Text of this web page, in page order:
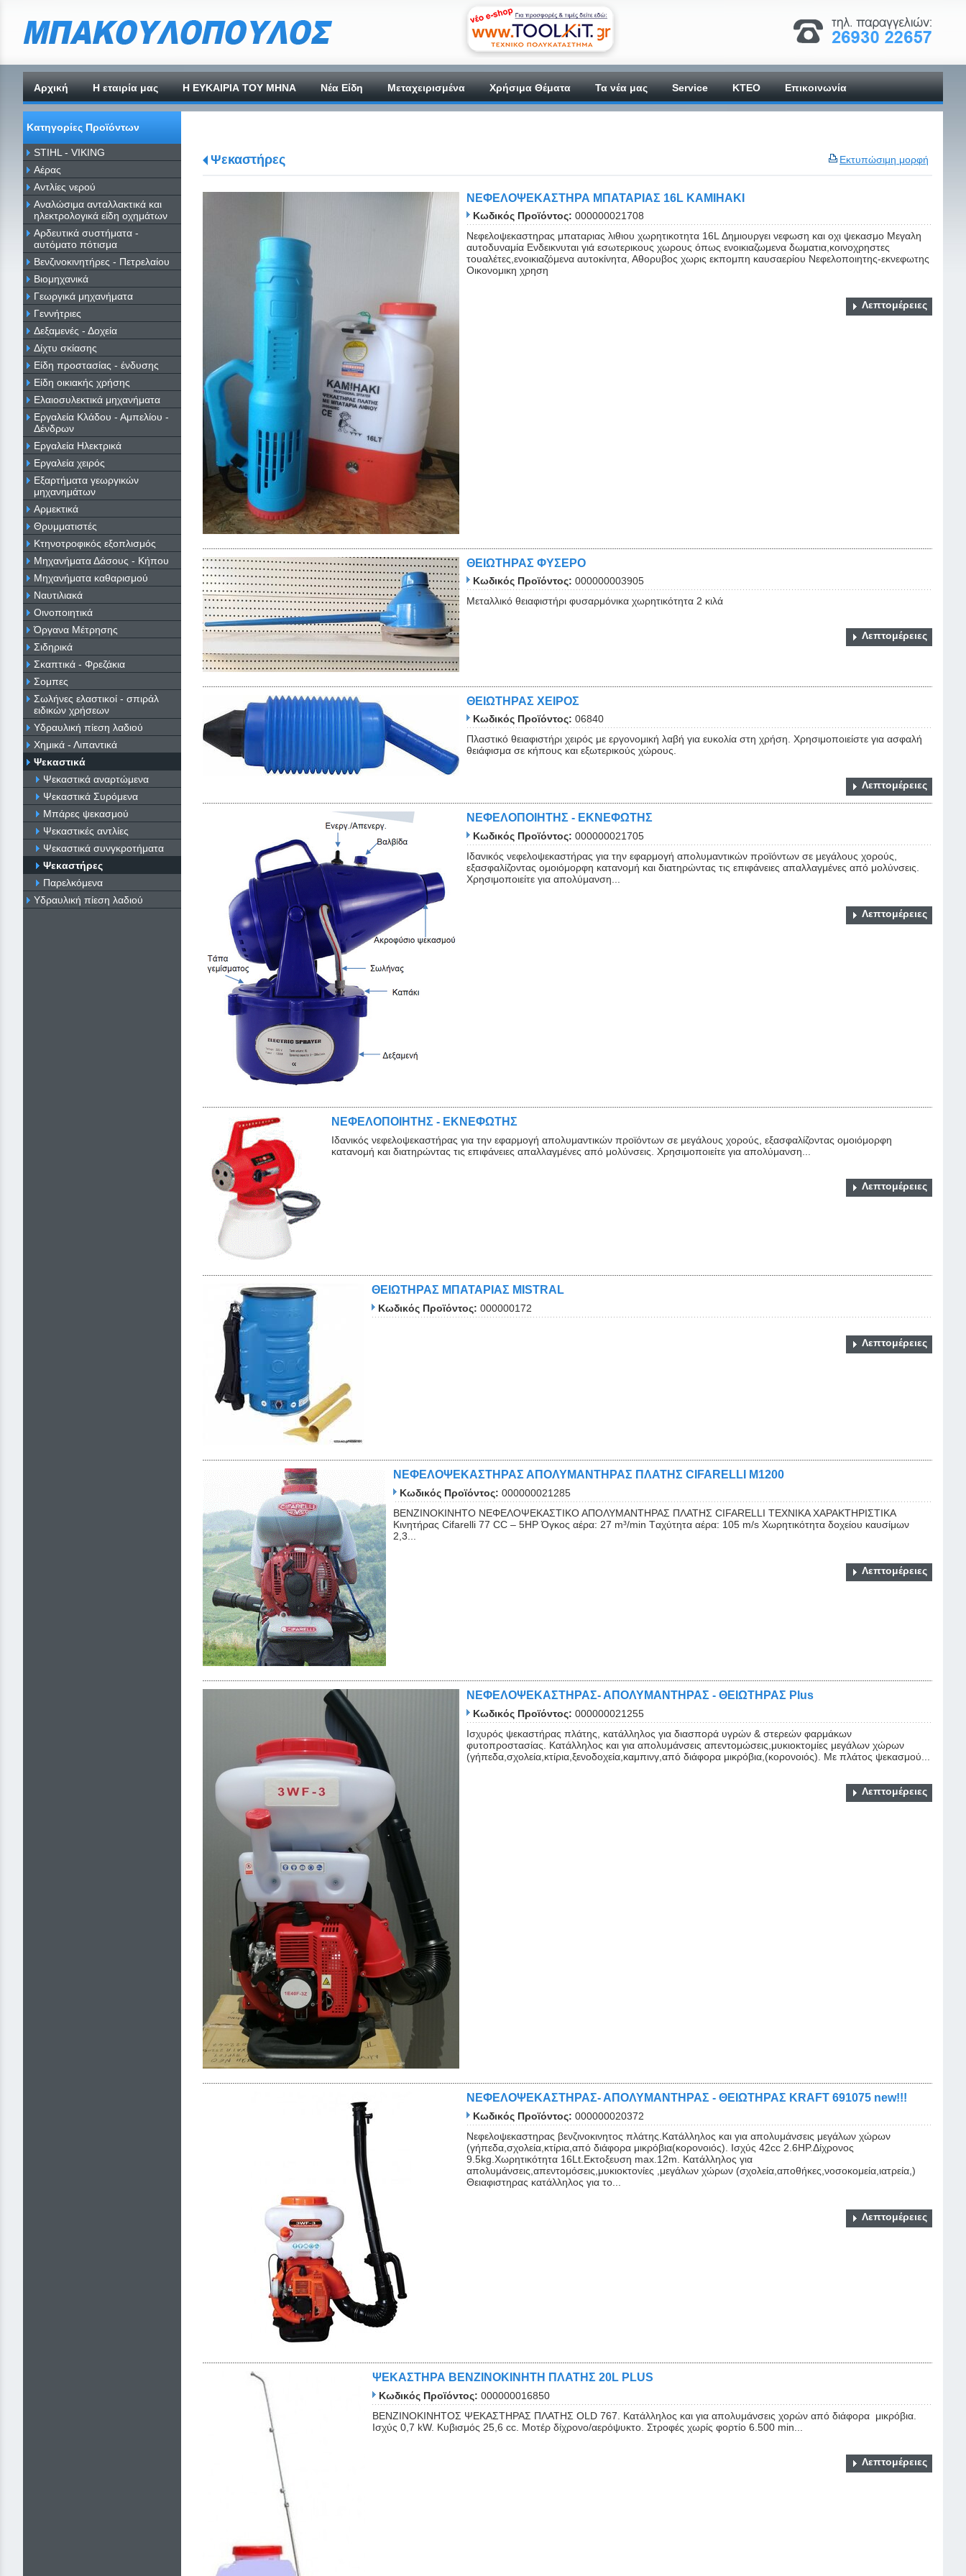
Αρχική H εταιρία μας Η ΕΥΚΑΙΡΙΑ ΤΟΥ ΜΗΝΑ Νέα Είδη Μεταχειρισμένα Χρήσιμα Θέματα Τα νέα μας Service ΚΤΕΟ Επικοινωνία
Κατηγορίες Προϊόντων
STIHL - VIKING
Αέρας
Αντλίες νερού
Αναλώσιμα ανταλλακτικά και
ηλεκτρολογικά είδη οχημάτων
Αρδευτικά συστήματα -
αυτόματο πότισμα
Βενζινοκινητήρες - Πετρελαίου
Βιομηχανικά
Γεωργικά μηχανήματα
Γεννήτριες
Δεξαμενές - Δοχεία
Δίχτυ σκίασης
Είδη προστασίας - ένδυσης
Είδη οικιακής χρήσης
Ελαιοσυλεκτικά μηχανήματα
Εργαλεία Κλάδου - Αμπελίου -
Δένδρων
Εργαλεία Ηλεκτρικά
Εργαλεία χειρός
Εξαρτήματα γεωργικών
μηχανημάτων
Αρμεκτικά
Θρυμματιστές
Κτηνοτροφικός εξοπλισμός
Μηχανήματα Δάσους - Κήπου
Μηχανήματα καθαρισμού
Ναυτιλιακά
Οινοποιητικά
Όργανα Μέτρησης
Σιδηρικά
Σκαπτικά - Φρεζάκια
Σομπες
Σωλήνες ελαστικοί - σπιράλ
ειδικών χρήσεων
Υδραυλική πίεση λαδιού
Χημικά - Λιπαντικά
Ψεκαστικά
Ψεκαστικά αναρτώμενα
Ψεκαστικά Συρόμενα
Μπάρες ψεκασμού
Ψεκαστικές αντλίες
Ψεκαστικά συνγκροτήματα
Ψεκαστήρες
Παρελκόμενα
Υδραυλική πίεση λαδιού
Close
Εκτυπώσιμη μορφή
Ψεκαστήρες
ΝΕΦΕΛΟΨΕΚΑΣΤΗΡΑ ΜΠΑΤΑΡΙΑΣ 16L KAMIHAKI
Κωδικός Προϊόντος: 000000021708
Nεφελοψεκαστηρας μπαταριας λιθιου χωρητικοτητα 16L Δημιουργει νεφωση και οχι ψεκασμο Μεγαλη
αυτοδυναμία Ενδεικνυται γιά εσωτερικους χωρους όπως ενοικιαζωμενα δωματια,κοινοχρηστες
τουαλέτες,ενοικιαζόμενα αυτοκίνητα, Αθορυβος χωρις εκπομπη καυσαερίου Νεφελοποιητης-εκνεφωτης
Οικονομικη χρηση
Λεπτομέρειες
ΘΕΙΩΤΗΡΑΣ ΦΥΣΕΡΟ
Κωδικός Προϊόντος: 000000003905
Μεταλλικό θειαφιστήρι φυσαρμόνικα χωρητικότητα 2 κιλά
Λεπτομέρειες
ΘΕΙΩΤΗΡΑΣ ΧΕΙΡΟΣ
Κωδικός Προϊόντος: 06840
Πλαστικό θειαφιστήρι χειρός με εργονομική λαβή για ευκολία στη χρήση. Χρησιμοποιείστε για ασφαλή
θειάφισμα σε κήπους και εξωτερικούς χώρους.
Λεπτομέρειες
ΝΕΦΕΛΟΠΟΙΗΤΗΣ - ΕΚΝΕΦΩΤΗΣ
Κωδικός Προϊόντος: 000000021705
Ιδανικός νεφελοψεκαστήρας για την εφαρμογή απολυμαντικών προϊόντων σε μεγάλους χορούς,
εξασφαλίζοντας ομοιόμορφη κατανομή και διατηρώντας τις επιφάνειες απαλλαγμένες από μολύνσεις.
Χρησιμοποιείτε για απολύμανση...
Λεπτομέρειες
ΝΕΦΕΛΟΠΟΙΗΤΗΣ - ΕΚΝΕΦΩΤΗΣ
Ιδανικός νεφελοψεκαστήρας για την εφαρμογή απολυμαντικών προϊόντων σε μεγάλους χορούς, εξασφαλίζοντας ομοιόμορφη
κατανομή και διατηρώντας τις επιφάνειες απαλλαγμένες από μολύνσεις. Χρησιμοποιείτε για απολύμανση...
Λεπτομέρειες
ΘΕΙΩΤΗΡΑΣ ΜΠΑΤΑΡΙΑΣ MISTRAL
Κωδικός Προϊόντος: 000000172
Λεπτομέρειες
ΝΕΦΕΛΟΨΕΚΑΣΤΗΡΑΣ ΑΠΟΛΥΜΑΝΤΗΡΑΣ ΠΛΑΤΗΣ CIFARELLI M1200
Κωδικός Προϊόντος: 000000021285
ΒΕΝΖΙΝΟΚΙΝΗΤΟ ΝΕΦΕΛΟΨΕΚΑΣΤΙΚΟ ΑΠΟΛΥΜΑΝΤΗΡΑΣ ΠΛΑΤΗΣ CIFARELLI ΤΕΧΝΙΚΑ ΧΑΡΑΚΤΗΡΙΣΤΙΚΑ
Κινητήρας Cifarelli 77 CC – 5HP Όγκος αέρα: 27 m³/min Tαχύτητα αέρα: 105 m/s Χωρητικότητα δοχείου καυσίμων
2,3...
Λεπτομέρειες
ΝΕΦΕΛΟΨΕΚΑΣΤΗΡΑΣ- ΑΠΟΛΥΜΑΝΤΗΡΑΣ - ΘΕΙΩΤΗΡΑΣ Plus
Κωδικός Προϊόντος: 000000021255
Ισχυρός ψεκαστήρας πλάτης, κατάλληλος για διασπορά υγρών & στερεών φαρμάκων
φυτοπροστασίας. Κατάλληλος και για απολυμάνσεις απεντομώσεις,μυκιοκτομίες μεγάλων χώρων
(γήπεδα,σχολεία,κτίρια,ξενοδοχεία,καμπινγ,από διάφορα μικρόβια,(κορονοιός). Με πλάτος ψεκασμού...
Λεπτομέρειες
ΝΕΦΕΛΟΨΕΚΑΣΤΗΡΑΣ- ΑΠΟΛΥΜΑΝΤΗΡΑΣ - ΘΕΙΩΤΗΡΑΣ KRAFT 691075 new!!!
Κωδικός Προϊόντος: 000000020372
Νεφελοψεκαστηρας βενζινοκινητος πλάτης.Κατάλληλος και για απολυμάνσεις μεγάλων χώρων
(γήπεδα,σχολεία,κτίρια,από διάφορα μικρόβια(κορονοιός). Ισχύς 42cc 2.6HP.Δίχρονος
9.5kg.Χωρητικότητα 16Lt.Εκτοξευση max.12m. Κατάλληλος για
απολυμάνσεις,απεντομόσεις,μυκιοκτονίες ,μεγάλων χώρων (σχολεία,αποθήκες,νοσοκομεία,ιατρεία,)
Θειαφιστηρας κατάλληλος για το...
Λεπτομέρειες
ΨΕΚΑΣΤΗΡΑ ΒΕΝΖΙΝΟΚΙΝΗΤΗ ΠΛΑΤΗΣ 20L PLUS
Κωδικός Προϊόντος: 000000016850
ΒΕΝΖΙΝΟΚΙΝΗΤΟΣ ΨΕΚΑΣΤΗΡΑΣ ΠΛΑΤΗΣ OLD 767. Κατάλληλος και για απολυμάνσεις χορών από διάφορα μικρόβια.
Ισχύς 0,7 kW. Κυβισμός 25,6 cc. Μοτέρ δίχρονο/αερόψυκτο. Στροφές χωρίς φορτίο 6.500 min...
Λεπτομέρειες